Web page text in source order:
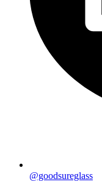
@goodsureglass